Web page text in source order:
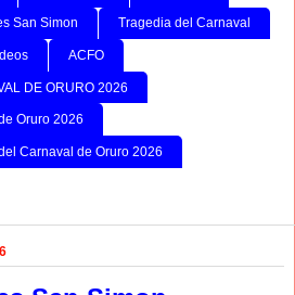
San Simon Tragedia del Carnaval
ACFO
DE ORURO 2026
Oruro 2026
Carnaval de Oruro 2026